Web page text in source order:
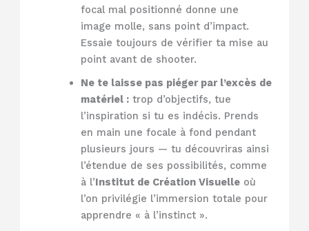
focal mal positionné donne une
image molle, sans point d’impact.
Essaie toujours de vérifier ta mise au
point avant de shooter.
Ne te laisse pas piéger par l’excès de
matériel :trop d’objectifs, tue
l’inspiration si tu es indécis. Prends
en main une focale à fond pendant
plusieurs jours — tu découvriras ainsi
l’étendue de ses possibilités, comme
à l’Institut de Création Visuelleoù
l’on privilégie l’immersion totale pour
apprendre « à l’instinct ».